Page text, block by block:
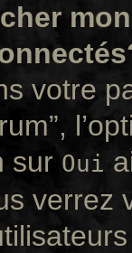
votre
sur Oui
verrez